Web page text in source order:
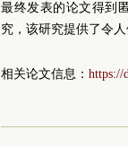
最终发表的论文得到
究，该研究提供了令
相关论文信息： https://